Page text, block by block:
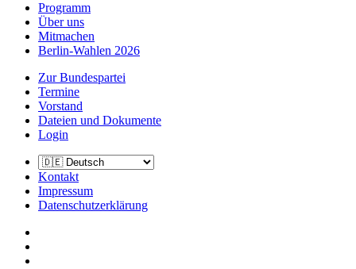
Aktuelles
Programm
Über uns
Mitmachen
Zur Bundespartei
Termine
Vorstand
Dateien und Dokumente
Kontakt
Impressum